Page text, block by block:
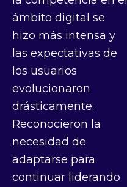
ámbito digital se
hizo más intensa y
las expectativas de
los usuarios
evolucionaron
drásticamente.
Reconocieron la
necesidad de
adaptarse para
continuar liderando